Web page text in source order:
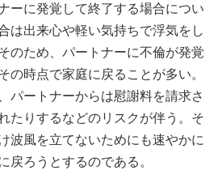
ーに発覚して終了する場合につい
は出来心や軽い気持ちで浮気をし
のため、パートナーに不倫が発覚
の時点で家庭に戻ることが多い。
パートナーからは慰謝料を請求さ
たりするなどのリスクが伴う。そ
波風を立てないためにも速やかに
戻ろうとするのである。